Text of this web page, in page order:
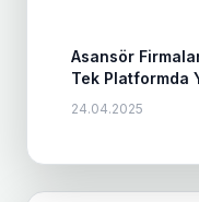
Asansör
Tek Platformda
24.04.2025